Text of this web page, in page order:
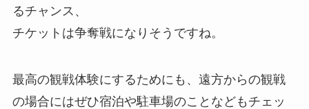
るチャンス、
チケットは争奪戦になりそうですね。
最高の観戦体験にするためにも、遠方からの観戦
の場合にはぜひ宿泊や駐車場のことなどもチェッ